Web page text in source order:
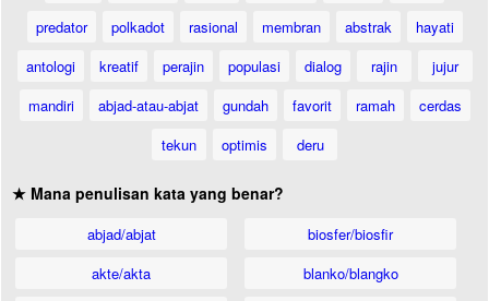
predator
polkadot rasional membran abstrak
hayati
antologi
kreatif perajin populasi dialog rajin
jujur
mandiri
abjad-atau-abjat gundah favorit ramah
cerdas
tekun
optimis deru
★ Mana penulisan kata yang benar?
abjad/abjat
akte/akta
biosfer/biosfir
blanko/blangko